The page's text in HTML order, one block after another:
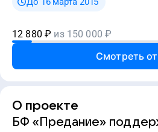
12 880 ₽ из 150 000 ₽
Смотреть
О проекте
БФ «Предание»